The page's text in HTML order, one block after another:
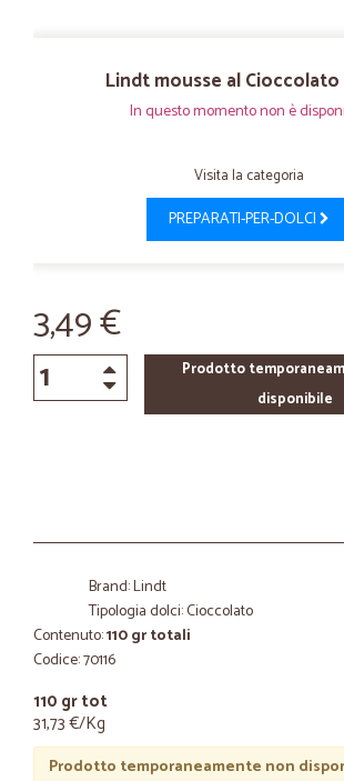
Lindt mousse al Cioccolato
In questo momento non è
Visita la categoria
PREPARATI-PER-DOLCI
3,49 €
Prodotto
disponibile
Brand: Lindt
Tipologia dolci: Cioccolato
Contenuto:110 gr totali
Codice: 70116
110 gr tot
31,73 €/Kg
Prodotto temporaneamente non